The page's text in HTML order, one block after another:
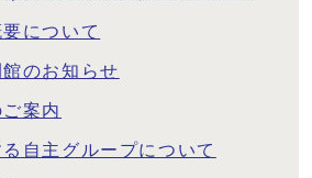
について
のお知らせ
案内
自主グループについて